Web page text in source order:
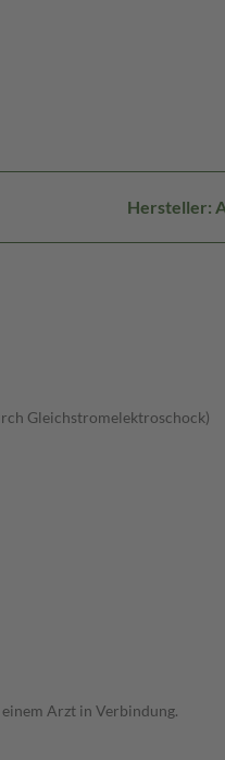
Hersteller:
Gleichstromelektroschock)
Arzt in Verbindung.